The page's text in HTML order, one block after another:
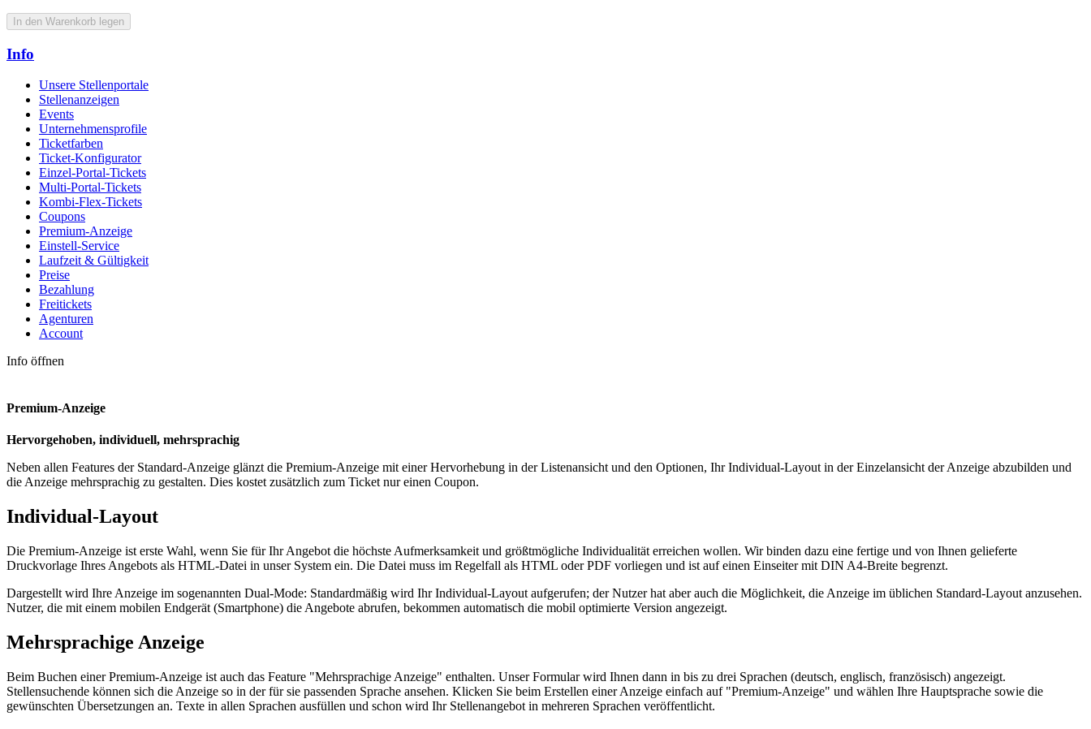
In den Warenkorb legen
Info
Unsere Stellenportale
Stellenanzeigen
Events
Unternehmensprofile
Ticketfarben
Ticket-Konfigurator
Einzel-Portal-Tickets
Multi-Portal-Tickets
Kombi-Flex-Tickets
Coupons
Premium-Anzeige
Einstell-Service
Laufzeit & Gültigkeit
Preise
Bezahlung
Freitickets
Agenturen
Account
Info öffnen
Premium-Anzeige
Hervorgehoben, individuell, mehrsprachig
Neben allen Features der Standard-Anzeige glänzt die Premium-Anzeige mit einer Hervorhebung in der Listenansicht und den Optionen, Ihr Individual-Layout in der Einzelansicht der Anzeige abzubilden und
die Anzeige mehrsprachig zu gestalten. Dies kostet zusätzlich zum Ticket nur einen Coupon.
Individual-Layout
Die Premium-Anzeige ist erste Wahl, wenn Sie für Ihr Angebot die höchste Aufmerksamkeit und größtmögliche Individualität erreichen wollen. Wir binden dazu eine fertige und von Ihnen gelieferte
Druckvorlage Ihres Angebots als HTML-Datei in unser System ein. Die Datei muss im Regelfall als HTML oder PDF vorliegen und ist auf einen Einseiter mit DIN A4-Breite begrenzt.
Dargestellt wird Ihre Anzeige im sogenannten Dual-Mode: Standardmäßig wird Ihr Individual-Layout aufgerufen; der Nutzer hat aber auch die Möglichkeit, die Anzeige im üblichen Standard-Layout anzusehen.
Nutzer, die mit einem mobilen Endgerät (Smartphone) die Angebote abrufen, bekommen automatisch die mobil optimierte Version angezeigt.
Mehrsprachige Anzeige
Beim Buchen einer Premium-Anzeige ist auch das Feature "Mehrsprachige Anzeige" enthalten. Unser Formular wird Ihnen dann in bis zu drei Sprachen (deutsch, englisch, französisch) angezeigt.
Stellensuchende können sich die Anzeige so in der für sie passenden Sprache ansehen. Klicken Sie beim Erstellen einer Anzeige einfach auf "Premium-Anzeige" und wählen Ihre Hauptsprache sowie die
gewünschten Übersetzungen an. Texte in allen Sprachen ausfüllen und schon wird Ihr Stellenangebot in mehreren Sprachen veröffentlicht.